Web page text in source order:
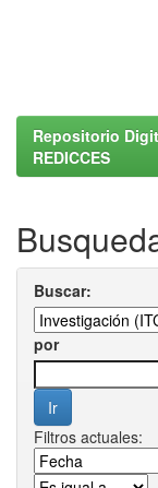
Repositorio
REDICCES
Buscar:
por
Filtros actuales: